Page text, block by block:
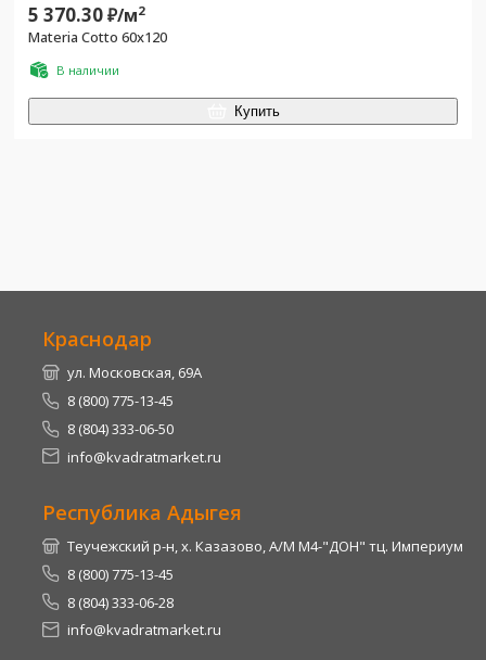
5 370.30₽/м2
Materia Cotto 60x120
В наличии
Купить
Краснодар
ул. Московская, 69А
8 (800) 775-13-45
8 (804) 333-06-50
info@kvadratmarket.ru
Республика Адыгея
Теучежский р-н, х. Казазово, А/М М4-"ДОН" тц. Империум
8 (800) 775-13-45
8 (804) 333-06-28
info@kvadratmarket.ru